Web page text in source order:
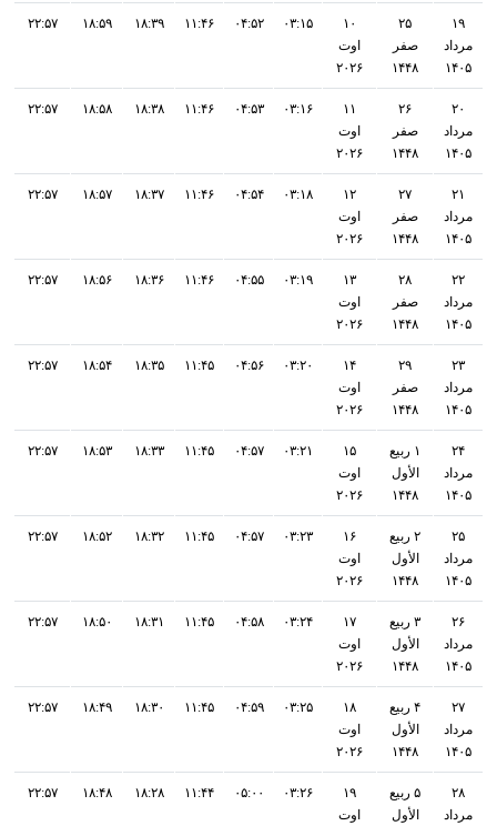
۱۹
مرداد
۱۴۰۵
۲۵
صفر
۱۴۴۸
۱۰
اوت
۲۰۲۶
۰۳:۱۵ ۰۴:۵۲ ۱۱:۴۶ ۱۸:۳۹ ۱۸:۵۹ ۲۲:۵۷
۲۰
مرداد
۱۴۰۵
۲۶
صفر
۱۴۴۸
۱۱
اوت
۲۰۲۶
۰۳:۱۶ ۰۴:۵۳ ۱۱:۴۶ ۱۸:۳۸ ۱۸:۵۸ ۲۲:۵۷
۲۱
مرداد
۱۴۰۵
۲۷
صفر
۱۴۴۸
۱۲
اوت
۲۰۲۶
۰۳:۱۸ ۰۴:۵۴ ۱۱:۴۶ ۱۸:۳۷ ۱۸:۵۷ ۲۲:۵۷
۲۲
مرداد
۱۴۰۵
۲۸
صفر
۱۴۴۸
۱۳
اوت
۲۰۲۶
۰۳:۱۹ ۰۴:۵۵ ۱۱:۴۶ ۱۸:۳۶ ۱۸:۵۶ ۲۲:۵۷
۲۳
مرداد
۱۴۰۵
۲۹
صفر
۱۴۴۸
۱۴
اوت
۲۰۲۶
۰۳:۲۰ ۰۴:۵۶ ۱۱:۴۵ ۱۸:۳۵ ۱۸:۵۴ ۲۲:۵۷
۲۴
مرداد
۱۴۰۵
۱ ربيع
الأول
۱۴۴۸
۱۵
اوت
۲۰۲۶
۰۳:۲۱ ۰۴:۵۷ ۱۱:۴۵ ۱۸:۳۳ ۱۸:۵۳ ۲۲:۵۷
۲۵
مرداد
۱۴۰۵
۲ ربيع
الأول
۱۴۴۸
۱۶
اوت
۲۰۲۶
۰۳:۲۳ ۰۴:۵۷ ۱۱:۴۵ ۱۸:۳۲ ۱۸:۵۲ ۲۲:۵۷
۲۶
مرداد
۱۴۰۵
۳ ربيع
الأول
۱۴۴۸
۱۷
اوت
۲۰۲۶
۰۳:۲۴ ۰۴:۵۸ ۱۱:۴۵ ۱۸:۳۱ ۱۸:۵۰ ۲۲:۵۷
۲۷
مرداد
۱۴۰۵
۴ ربيع
الأول
۱۴۴۸
۱۸
اوت
۲۰۲۶
۰۳:۲۵ ۰۴:۵۹ ۱۱:۴۵ ۱۸:۳۰ ۱۸:۴۹ ۲۲:۵۷
۲۸
مرداد
۵ ربيع
الأول
۱۹
اوت
۰۳:۲۶ ۰۵:۰۰ ۱۱:۴۴ ۱۸:۲۸ ۱۸:۴۸ ۲۲:۵۷